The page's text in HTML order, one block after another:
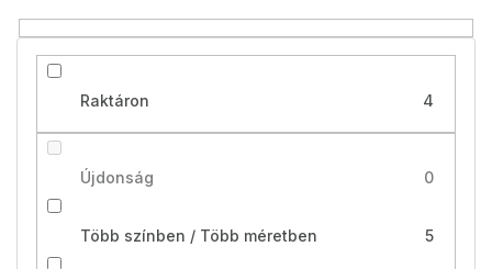
é
s
Raktáron 4
Újdonság 0
Több színben / Több méretben 5